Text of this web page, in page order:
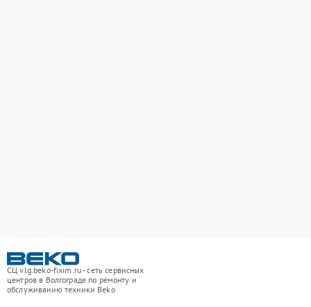
СЦ vlg.beko-fixim.ru - сеть сервисных
центров в Волгограде по ремонту и
обслуживанию техники Beko